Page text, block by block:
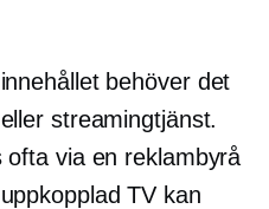
behöver det
streamingtjänst.
ofta via en reklambyrå
TV kan